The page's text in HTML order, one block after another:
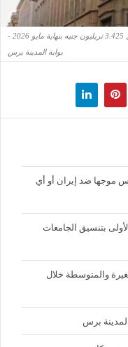
البنك المركزي: الودائع بالعملة الأجنبية تسجل ما يعادل 3.425 تريليون جنيه بنهاية مايو 2026 -
بوابة المدينة برس
موجها ضد إيران أو أي
بتنسيق الجامعات
والمتوسطة خلال